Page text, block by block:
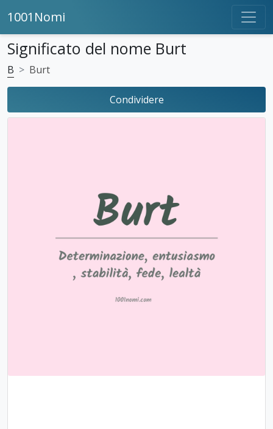
1001Nomi
Significato del nome Burt
B Burt
Condividere